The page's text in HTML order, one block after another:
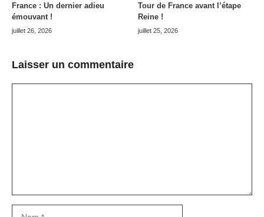
France : Un dernier adieu
émouvant !
juillet 26, 2026
Tour de France avant l’étape
Reine !
juillet 25, 2026
Laisser un commentaire